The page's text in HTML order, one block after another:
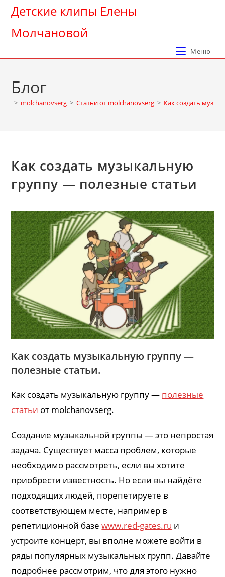
Перейти
содержимому
Детские клипы Елены
Молчановой
Меню
Блог
> molchanovserg > Cтатьи от molchanovserg > Как создать
Как создать музыкальную
группу — полезные статьи
Как создать музыкальную группу —
полезные статьи.
Как создать музыкальную группу — полезные
статьи от molchanovserg.
Создание музыкальной группы — это непростая
задача. Существует масса проблем, которые
необходимо рассмотреть, если вы хотите
приобрести известность. Но если вы найдёте
подходящих людей, порепетируете в
соответствующем месте, например в
репетиционной базеwww.red-gates.ru и
устроите концерт, вы вполне можете войти в
ряды популярных музыкальных групп. Давайте
подробнее рассмотрим, что для этого нужно